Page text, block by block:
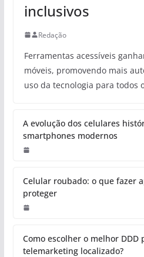
inclusivos
Redação
Ferramentas acessíveis
móveis, promovendo mais
uso da tecnologia para todos
A evolução dos celulares
smartphones modernos
Celular roubado: o que fazer
proteger
Como escolher o melhor DDD
telemarketing localizado?